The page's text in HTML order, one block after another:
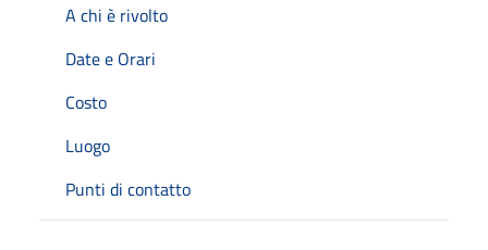
A chi è rivolto
Date e Orari
Costo
Luogo
Punti di contatto